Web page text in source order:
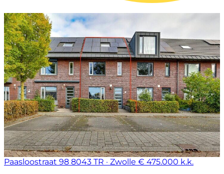
Paasloostraat 98 8043 TR · Zwolle € 475.000 k.k.